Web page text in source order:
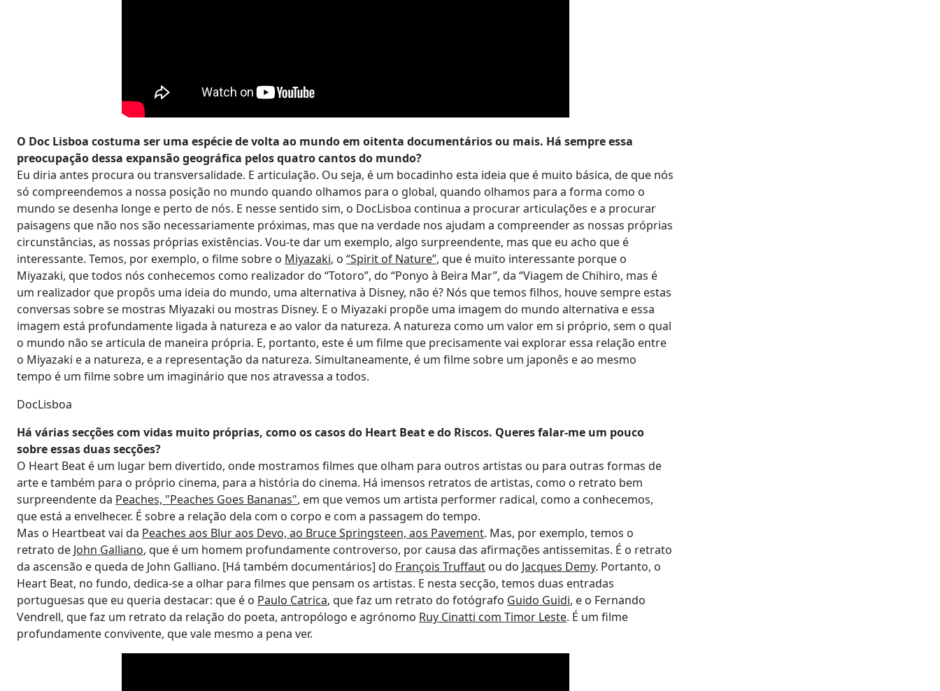
O Doc Lisboa costuma ser uma espécie de volta ao mundo em oitenta documentários ou mais. Há sempre essa
preocupação dessa expansão geográfica pelos quatro cantos do mundo?
Eu diria antes procura ou transversalidade. E articulação. Ou seja, é um bocadinho esta ideia que é muito básica, de que nós
só compreendemos a nossa posição no mundo quando olhamos para o global, quando olhamos para a forma como o
mundo se desenha longe e perto de nós. E nesse sentido sim, o DocLisboa continua a procurar articulações e a procurar
paisagens que não nos são necessariamente próximas, mas que na verdade nos ajudam a compreender as nossas próprias
circunstâncias, as nossas próprias existências. Vou-te dar um exemplo, algo surpreendente, mas que eu acho que é
interessante. Temos, por exemplo, o filme sobre o Miyazaki, o “Spirit of Nature”, que é muito interessante porque o
Miyazaki, que todos nós conhecemos como realizador do “Totoro”, do “Ponyo à Beira Mar”, da “Viagem de Chihiro, mas é
um realizador que propôs uma ideia do mundo, uma alternativa à Disney, não é? Nós que temos filhos, houve sempre estas
conversas sobre se mostras Miyazaki ou mostras Disney. E o Miyazaki propõe uma imagem do mundo alternativa e essa
imagem está profundamente ligada à natureza e ao valor da natureza. A natureza como um valor em si próprio, sem o qual
o mundo não se articula de maneira própria. E, portanto, este é um filme que precisamente vai explorar essa relação entre
o Miyazaki e a natureza, e a representação da natureza. Simultaneamente, é um filme sobre um japonês e ao mesmo
tempo é um filme sobre um imaginário que nos atravessa a todos.
DocLisboa
Há várias secções com vidas muito próprias, como os casos do Heart Beat e do Riscos. Queres falar-me um pouco
sobre essas duas secções?
O Heart Beat é um lugar bem divertido, onde mostramos filmes que olham para outros artistas ou para outras formas de
arte e também para o próprio cinema, para a história do cinema. Há imensos retratos de artistas, como o retrato bem
surpreendente da Peaches, "Peaches Goes Bananas", em que vemos um artista performer radical, como a conhecemos,
que está a envelhecer. É sobre a relação dela com o corpo e com a passagem do tempo.
Mas o Heartbeat vai da Peaches aos Blur aos Devo, ao Bruce Springsteen, aos Pavement. Mas, por exemplo, temos o
retrato de John Galliano, que é um homem profundamente controverso, por causa das afirmações antissemitas. É o retrato
da ascensão e queda de John Galliano. [Há também documentários] do François Truffaut ou do Jacques Demy. Portanto, o
Heart Beat, no fundo, dedica-se a olhar para filmes que pensam os artistas. E nesta secção, temos duas entradas
portuguesas que eu queria destacar: que é o Paulo Catrica, que faz um retrato do fotógrafo Guido Guidi, e o Fernando
Vendrell, que faz um retrato da relação do poeta, antropólogo e agrónomo Ruy Cinatti com Timor Leste. É um filme
profundamente convivente, que vale mesmo a pena ver.